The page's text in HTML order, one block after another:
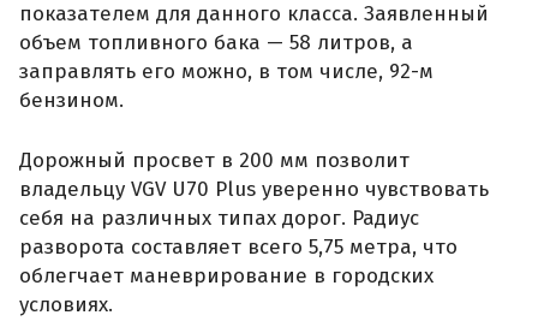
показателем для данного класса. Заявленный
объем топливного бака — 58 литров, а
заправлять его можно, в том числе, 92-м
бензином.
Дорожный просвет в 200 мм позволит
владельцу VGV U70 Plus уверенно чувствовать
себя на различных типах дорог. Радиус
разворота составляет всего 5,75 метра, что
облегчает маневрирование в городских
условиях.